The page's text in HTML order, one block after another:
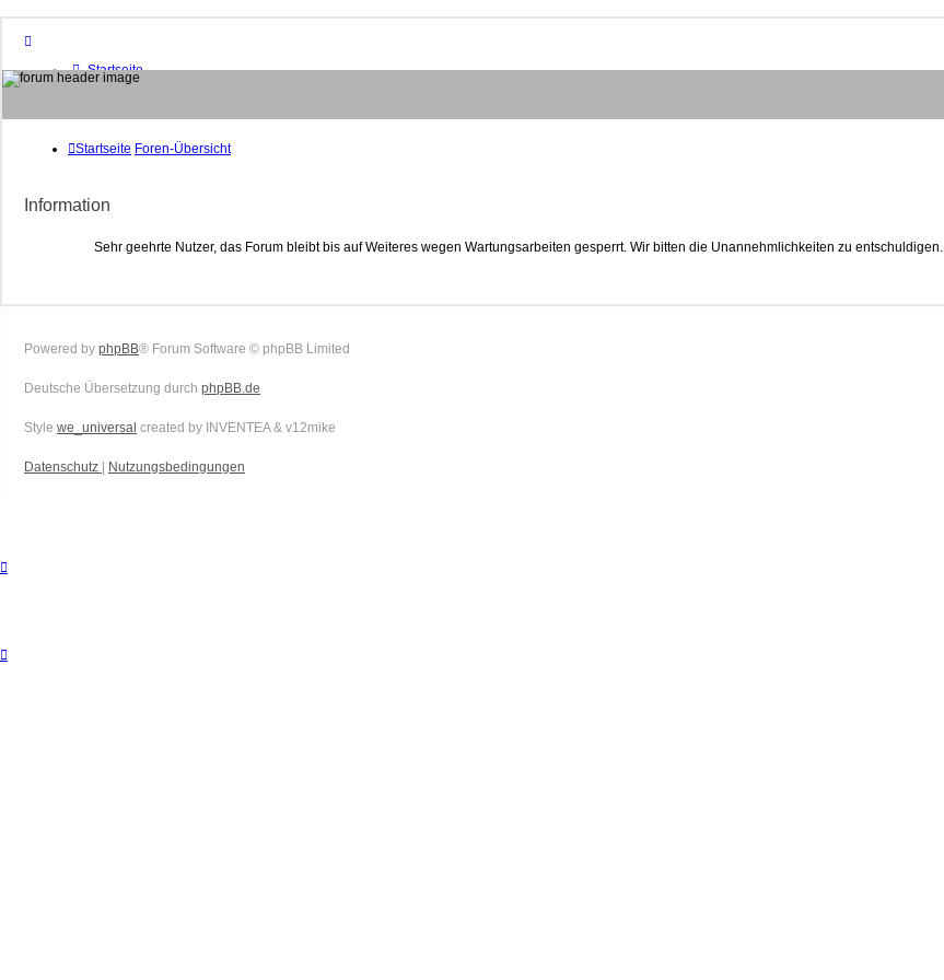
Startseite
Foren-Übersicht
Suche
Unbeantwortete Themen
Aktive Themen
Das Team
Anmelden
Startseite Foren-Übersicht
Information
Sehr geehrte Nutzer, das Forum bleibt bis auf Weiteres wegen Wartungsarbeiten gesperrt. Wir bitten die Unannehmlichkeiten zu entschuldigen.
Powered by phpBB® Forum Software © phpBB Limited
Deutsche Übersetzung durch phpBB.de
Style we_universal created by INVENTEA & v12mike
Datenschutz | Nutzungsbedingungen